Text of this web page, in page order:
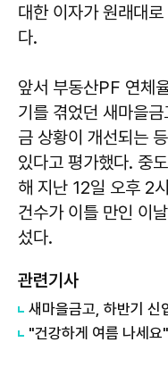
대한 이자가 원래대
다.
앞서 부동산PF 연체
기를 겪었던 새마을
금 상황이 개선되는
있다고 평가했다. 중
해 지난 12일 오후 2
건수가 이틀 만인 이
섰다.
관련기사
새마을금고, 하반기